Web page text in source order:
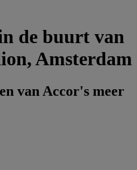
de buurt van
Amsterdam
van Accor's meer